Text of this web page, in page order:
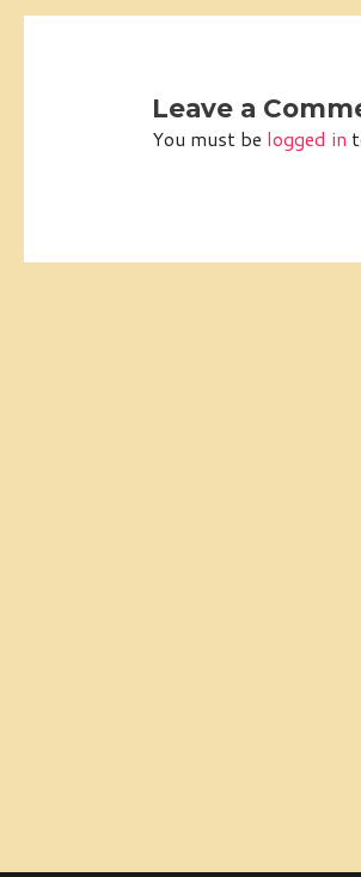
Leave a
You must be logged in